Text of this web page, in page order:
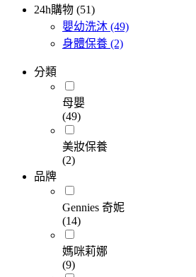
24h購物 (51)
嬰幼洗沐 (49)
身體保養 (2)
分類
母嬰
(49)
美妝保養
(2)
品牌
Gennies 奇妮
(14)
媽咪莉娜
(9)